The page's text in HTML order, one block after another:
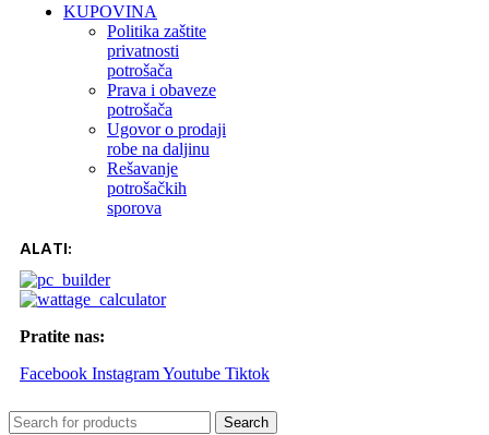
KUPOVINA
Politika zaštite
privatnosti
potrošača
Prava i obaveze
potrošača
Ugovor o prodaji
robe na daljinu
Rešavanje
potrošačkih
sporova
ALATI:
Pratite nas:
Facebook InstagramYoutube Tiktok
Search